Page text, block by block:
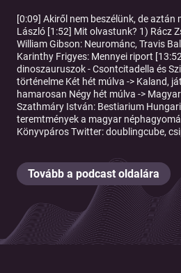
[0:09] Akiről nem beszélünk, de aztán
László [1:52] Mit olvastunk? 1) Rácz
William Gibson: Neurománc, Travis
Karinthy Frigyes: Mennyei riport
dinoszauruszok - Csontcitadella és
történelme Két hét múlva -> Kaland,
hamarosan Négy hét múlva ->
Szathmáry István: Bestiarium
teremtmények a magyar
Könyvpáros Twitter: doublingcube,
Tovább a podcast oldalára